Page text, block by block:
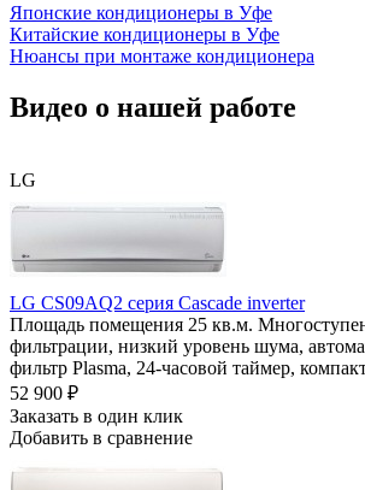
Японские кондиционеры в Уфе
Китайские кондиционеры в Уфе
Нюансы при монтаже кондиционера
Видео о нашей работе
LG
LG CS09AQ2 серия Cascade inverter
Площадь помещения 25 кв.м.
фильтрации, низкий уровень шума,
фильтр Plasma, 24-часовой таймер,
52 900 ₽
Заказать в один клик
Добавить в сравнение